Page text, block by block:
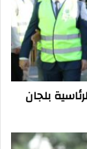
بلجان